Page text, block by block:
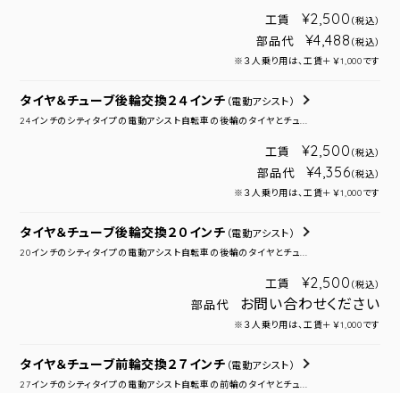
工賃 ¥2,500 （税込）
部品代 ¥4,488 （税込）
※３人乗り用は、工賃＋￥1,000です
タイヤ＆チューブ後輪交換２４インチ （電動アシスト）
24インチのシティタイプの電動アシスト自転車の後輪のタイヤとチュ...
工賃 ¥2,500 （税込）
部品代 ¥4,356（税込）
※３人乗り用は、工賃＋￥1,000です
タイヤ＆チューブ後輪交換２０インチ （電動アシスト）
20インチのシティタイプの電動アシスト自転車の後輪のタイヤとチュ...
工賃 ¥2,500 （税込）
部品代 お問い合わせください
※３人乗り用は、工賃＋￥1,000です
タイヤ＆チューブ前輪交換２７インチ （電動アシスト）
27インチのシティタイプの電動アシスト自転車の前輪のタイヤとチュ...